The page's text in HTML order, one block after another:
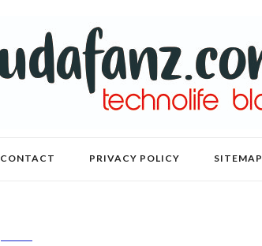
CONTACT PRIVACY POLICY SITEMAP